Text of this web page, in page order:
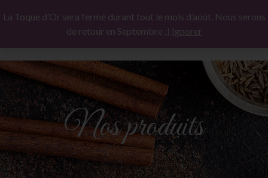
Nos produits
La Toque d’Or sera fermé durant tout le mois d’août. Nous serons
de retour en Septembre ;) Ignorer